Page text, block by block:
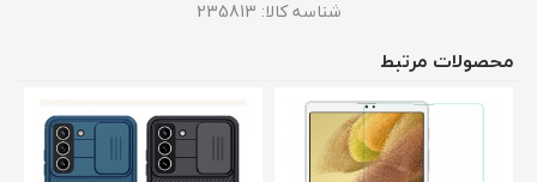
شناسه کالا: 235813
محصولات مرتبط